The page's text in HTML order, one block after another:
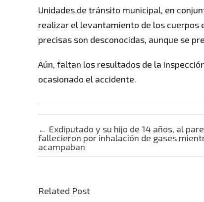
Unidades de tránsito municipal, en
realizar el levantamiento de los cuerpos
precisas son desconocidas, aunque se
Aún, faltan los resultados de la
ocasionado el accidente.
Post navigation
← Exdiputado y su hijo de 14 años, al
fallecieron por inhalación de gases
acampaban
Related Post